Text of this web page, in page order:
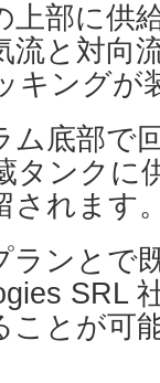
上部に供
流と対向
キングが
ム底部で
タンクに
されます
ランとで
SRL
ことが可